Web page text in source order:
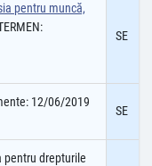
pentru muncă,
SE
12/06/2019
SE
pentru drepturile